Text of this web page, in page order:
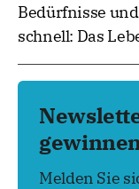
Bedürfnisse
schnell: Das
Melden Sie